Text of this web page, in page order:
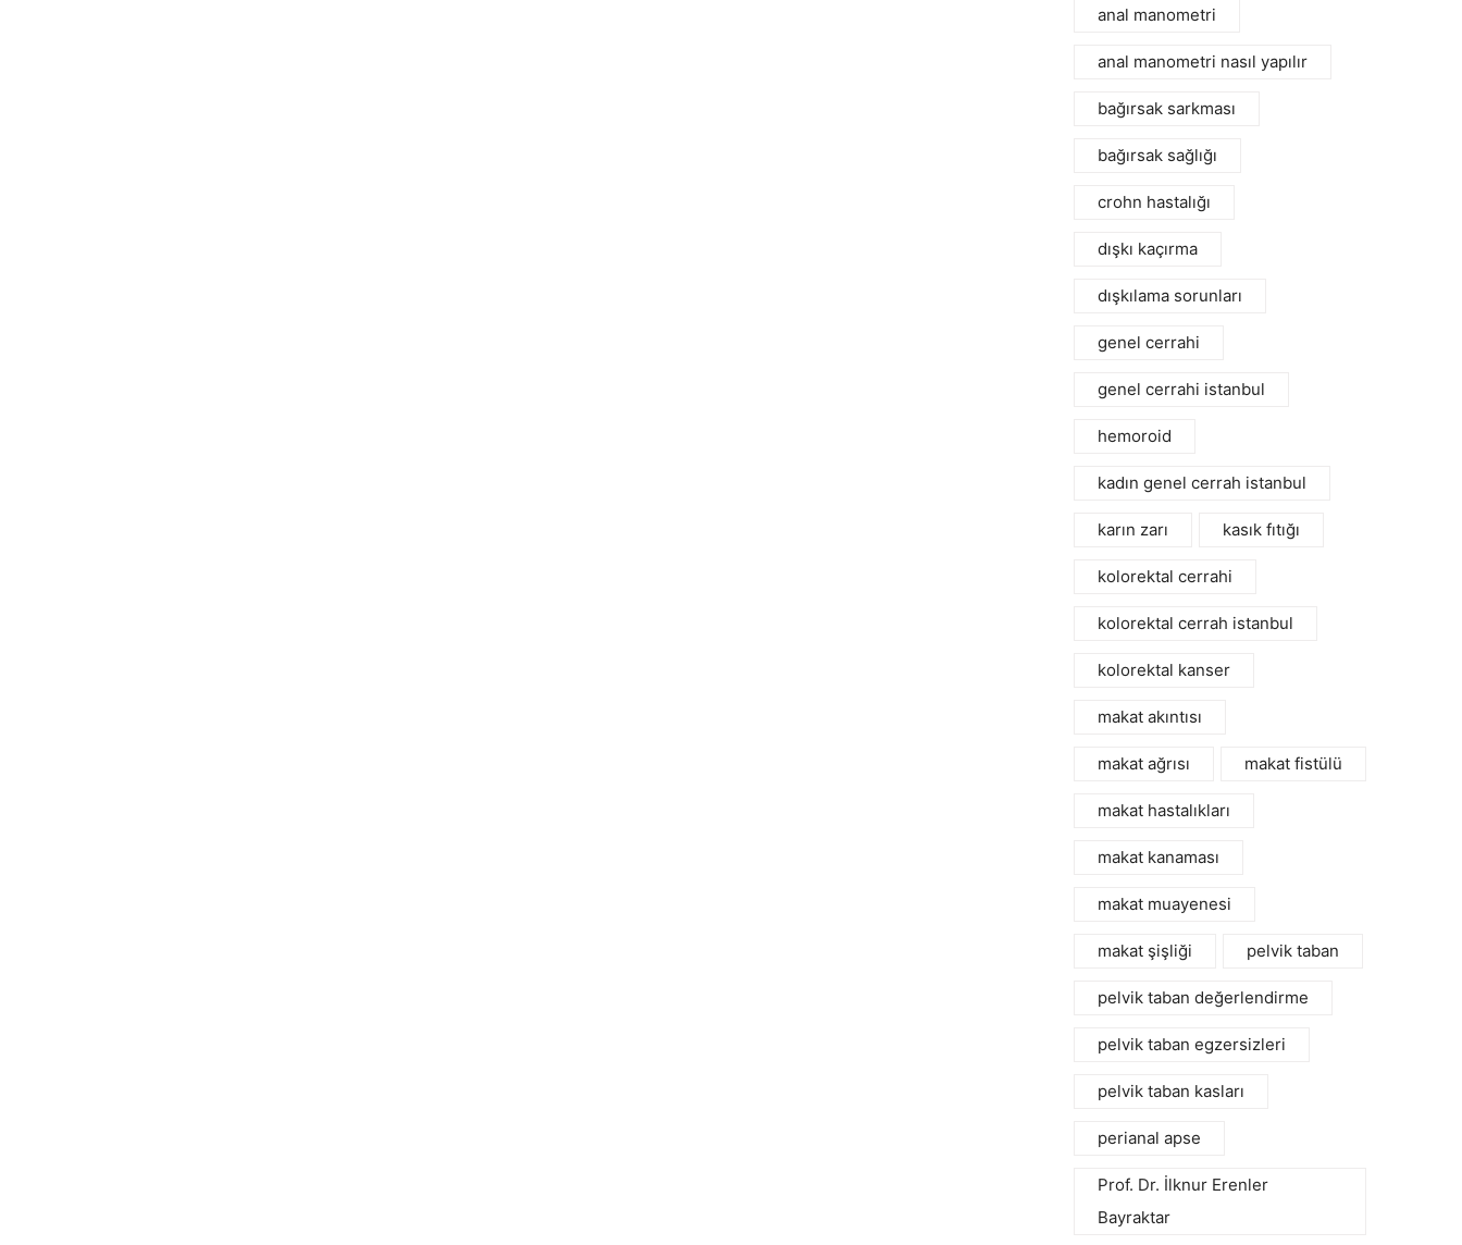
anal manometri
anal manometri nasıl yapılır
bağırsak sarkması
bağırsak sağlığı
crohn hastalığı
dışkı kaçırma
dışkılama sorunları
genel cerrahi
genel cerrahi istanbul
hemoroid
kadın genel cerrah istanbul
karın zarı kasık fıtığı
kolorektal cerrahi
kolorektal cerrah istanbul
kolorektal kanser
makat akıntısı
makat ağrısı makat fistülü
makat hastalıkları
makat kanaması
makat muayenesi
makat şişliği pelvik taban
pelvik taban değerlendirme
pelvik taban egzersizleri
pelvik taban kasları
perianal apse
Prof. Dr. İlknur Erenler
Bayraktar